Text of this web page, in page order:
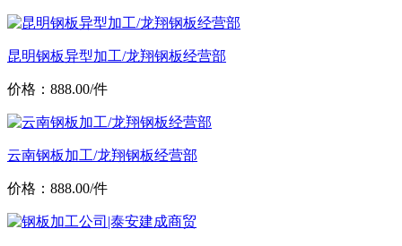
昆明钢板异型加工/龙翔钢板经营部
价格：888.00/件
云南钢板加工/龙翔钢板经营部
价格：888.00/件